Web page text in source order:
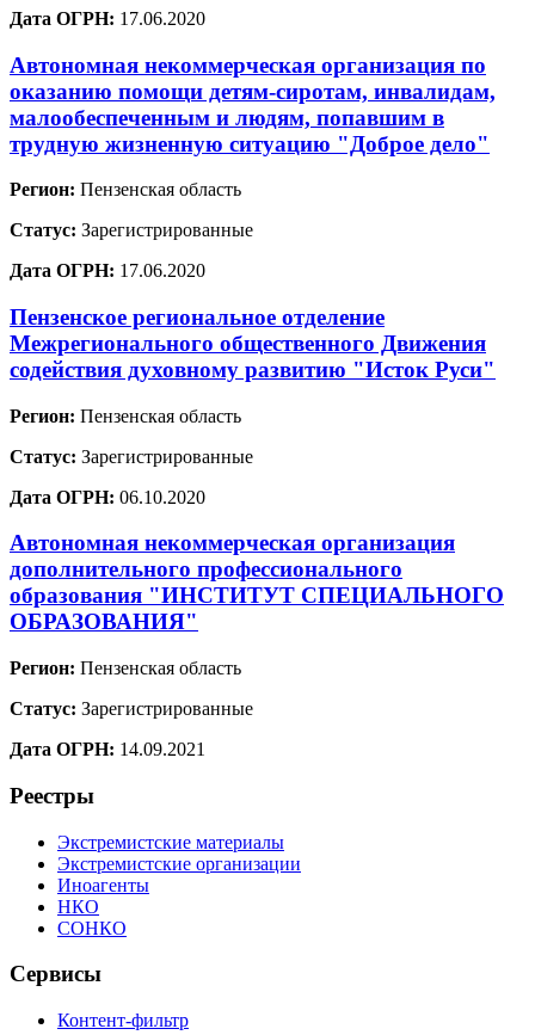
Дата ОГРН: 17.06.2020
Автономная некоммерческая организация по
оказанию помощи детям-сиротам, инвалидам,
малообеспеченным и людям, попавшим в
трудную жизненную ситуацию "Доброе дело"
Регион: Пензенская область
Статус: Зарегистрированные
Дата ОГРН: 17.06.2020
Пензенское региональное отделение
Межрегионального общественного Движения
содействия духовному развитию "Исток Руси"
Регион: Пензенская область
Статус: Зарегистрированные
Дата ОГРН: 06.10.2020
Автономная некоммерческая организация
дополнительного профессионального
образования "ИНСТИТУТ СПЕЦИАЛЬНОГО
ОБРАЗОВАНИЯ"
Регион: Пензенская область
Статус: Зарегистрированные
Дата ОГРН: 14.09.2021
Реестры
Экстремистские материалы
Экстремистские организации
Иноагенты
НКО
СОНКО
Сервисы
Контент-фильтр